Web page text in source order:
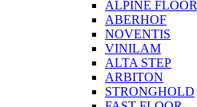
ALPINE FLOOR
ABERHOF
NOVENTIS
VINILAM
ALTA STEP
ARBITON
STRONGHOLD